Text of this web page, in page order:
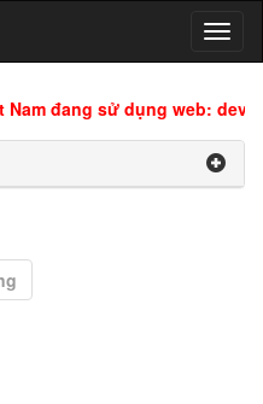
đang sử dụng web: